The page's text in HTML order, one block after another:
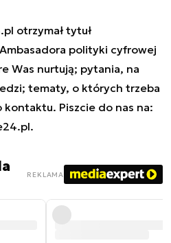
otrzymał tytuł
polityki cyfrowej
Was nurtują; pytania, na
tematy, o których trzeba
kontaktu. Piszcie do nas na:
.
REKLAMA